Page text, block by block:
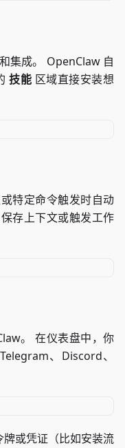
集成。 OpenClaw 自
技能 区域直接安装想
特定命令触发时自动
存上下文或触发工作
。 在仪表盘中，你
、Discord、
或凭证（比如安装流